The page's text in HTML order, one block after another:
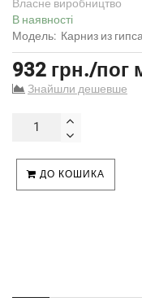
Власне виробництво
В наявності
Модель: Карниз из
932 грн./пог
Знайшли дешевше
ДО КОШИКА